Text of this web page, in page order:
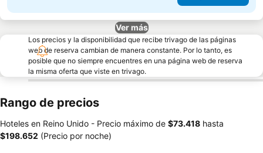
Ver más
Los precios y la disponibilidad que recibe trivago de las páginas
web de reserva cambian de manera constante. Por lo tanto, es
posible que no siempre encuentres en una página web de reserva
la misma oferta que viste en trivago.
Rango de precios
Hoteles en Reino Unido - Precio máximo de ‎$73.418 hasta
‎$198.652 (Precio por noche)